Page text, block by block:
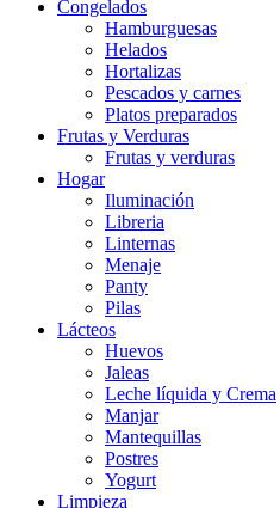
Congelados
Hamburguesas
Helados
Hortalizas
Pescados y carnes
Platos preparados
Frutas y Verduras
Frutas y verduras
Hogar
Iluminación
Libreria
Linternas
Menaje
Panty
Pilas
Lácteos
Huevos
Jaleas
Leche líquida y Crema
Manjar
Mantequillas
Postres
Yogurt
Limpieza